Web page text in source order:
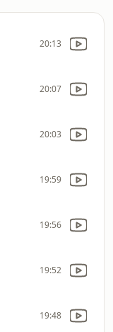
20:13
20:07
20:03
19:59
19:56
19:52
19:48